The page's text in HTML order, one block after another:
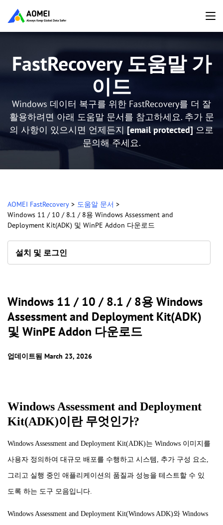
FastRecovery 도움말 가
이드
Windows 데이터 복구를 위한 FastRecovery를 더 잘
활용하려면 아래 도움말 문서를 참고하세요. 추가 문
의 사항이 있으시면 언제든지 [email protected]으로
문의해 주세요.
AOMEI FastRecovery > 도움알 문서 >
Windows 11 / 10 / 8.1 / 8용 Windows Assessment and
Deployment Kit(ADK) 및 WinPE Addon 다운로드
설치 및 로그인
Windows 11 / 10 / 8.1 / 8용 Windows
Assessment and Deployment Kit(ADK)
및 WinPE Addon 다운로드
업데이트됨 March 23, 2026
Windows Assessment and Deployment
Kit(ADK)이란 무엇인가?
Windows Assessment and Deployment Kit(ADK)는 Windows 이미지를
사용자 정의하여 대규모 배포를 수행하고 시스템, 추가 구성 요소,
그리고 실행 중인 애플리케이션의 품질과 성능을 테스트할 수 있
도록 하는 도구 모음입니다.
Windows Assessment and Deployment Kit(Windows ADK)와 Windows